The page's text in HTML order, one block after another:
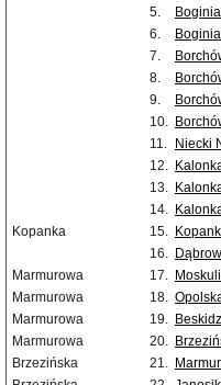
5.
6.
7.
8.
9.
10.
11.
Niecki
12.
13. Kalonka
14.
Kopanka
15.
16.
Marmurowa
17.
Marmurowa
18.
Marmurowa
19.
Marmurowa
20.
Brzezińska
21.